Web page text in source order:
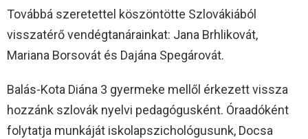
Továbbá szeretettel köszöntötte Szlovákiából
visszatérő vendégtanárainkat: Jana Brhlikovát,
Mariana Borsovát és Dajána Spegárovát.
Balás-Kota Diána 3 gyermeke mellől érkezett vissza
hozzánk szlovák nyelvi pedagógusként. Óraadóként
folytatja munkáját iskolapszichológusunk, Docsa